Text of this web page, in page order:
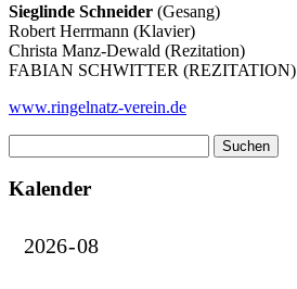
Sieglinde Schneider (Gesang)
Robert Herrmann (Klavier)
Christa Manz-Dewald (Rezitation)
FABIAN SCHWITTER (REZITATION)
www.ringelnatz-verein.de
nach:
Kalender